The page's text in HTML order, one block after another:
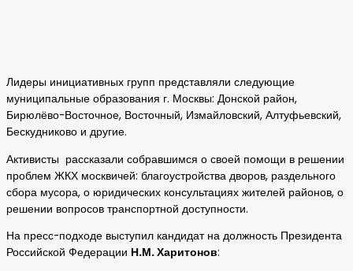
Лидеры инициативных групп представляли следующие
муниципальные образования г. Москвы: Донской район,
Бирюлёво-Восточное, Восточный, Измайловский, Алтуфьевский,
Бескудниково и другие.
Активисты рассказали собравшимся о своей помощи в решении
проблем ЖКХ москвичей: благоустройства дворов, раздельного
сбора мусора, о юридических консультациях жителей районов, о
решении вопросов транспортной доступности.
На пресс-подходе выступил кандидат на должность Президента
Российской Федерации Н.М. Харитонов: